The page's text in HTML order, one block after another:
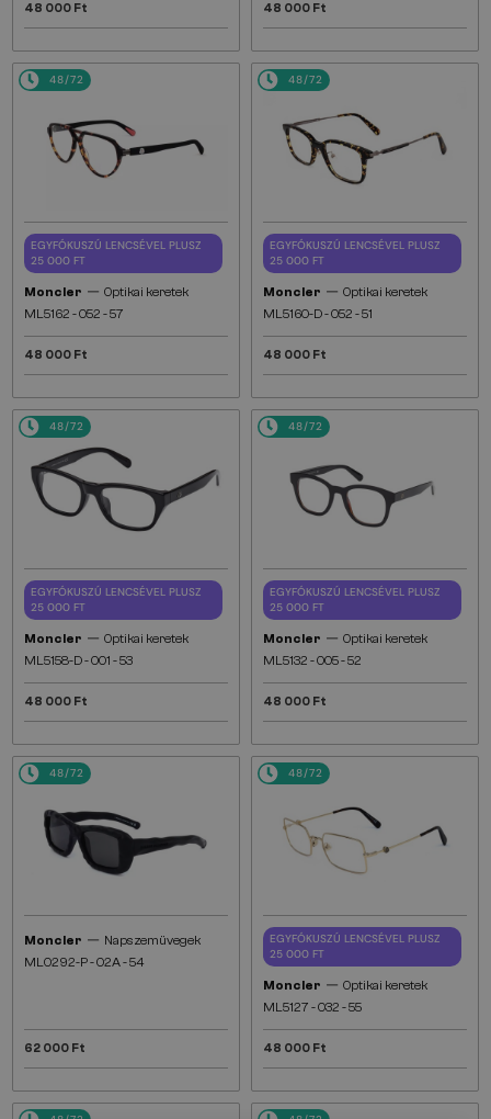
48 000 Ft 48 000 Ft
48/72
EGYFÓKUSZÚ LENCSÉVEL PLUSZ
25 000 FT
Moncler — Optikai keretek
ML5162 - 052 - 57
48 000 Ft
48/72
EGYFÓKUSZÚ LENCSÉVEL PLUSZ
25 000 FT
Moncler — Optikai keretek
ML5160-D - 052 - 51
48 000 Ft
48/72
EGYFÓKUSZÚ LENCSÉVEL PLUSZ
25 000 FT
Moncler — Optikai keretek
ML5158-D - 001 - 53
48 000 Ft
48/72
EGYFÓKUSZÚ LENCSÉVEL PLUSZ
25 000 FT
Moncler — Optikai keretek
ML5132 - 005 - 52
48 000 Ft
48/72
Moncler — Napszemüvegek
ML0292-P - 02A - 54
62 000 Ft
48/72
EGYFÓKUSZÚ LENCSÉVEL PLUSZ
25 000 FT
Moncler — Optikai keretek
ML5127 - 032 - 55
48 000 Ft